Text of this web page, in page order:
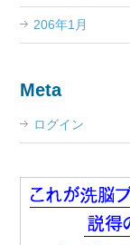
206年1月
Meta
ログイン